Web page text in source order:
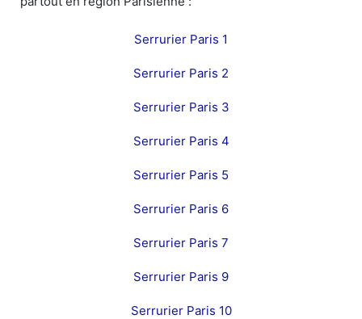
Serrurier Paris 1
Serrurier Paris 2
Serrurier Paris 3
Serrurier Paris 4
Serrurier Paris 5
Serrurier Paris 6
Serrurier Paris 7
Serrurier Paris 9
Serrurier Paris 10